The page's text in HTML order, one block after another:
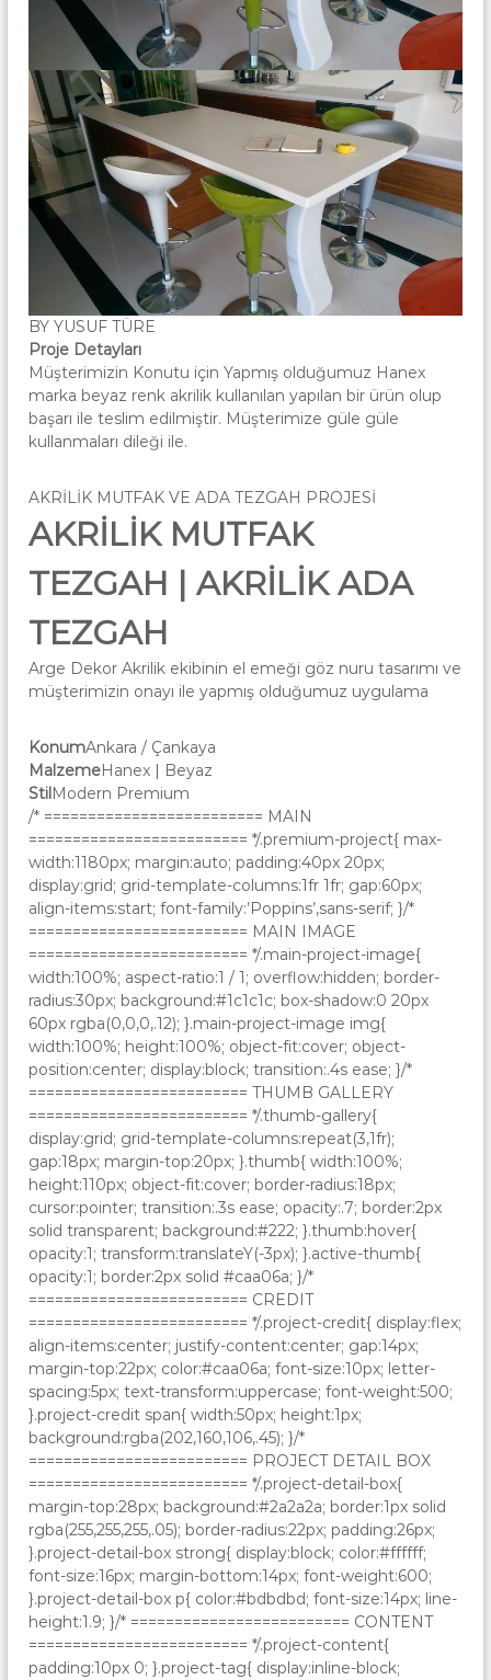
a
r
a
|
A
r
i
i
k
M
u
f
a
k
A
k
a
t
a
k
A
k
a
r
BY YUSUF TÜRE
Proje Detayları
Müşterimizin Konutu için Yapmış olduğumuz Hanex
marka beyaz renk akrilik kullanılan yapılan bir ürün olup
başarı ile teslim edilmiştir. Müşterimize güle güle
kullanmaları dileği ile.
AKRİLİK MUTFAK VE ADA TEZGAH PROJESİ
AKRİLİK MUTFAK
TEZGAH | AKRİLİK ADA
TEZGAH
Arge Dekor Akrilik ekibinin el emeği göz nuru tasarımı ve
müşterimizin onayı ile yapmış olduğumuz uygulama
KonumAnkara / Çankaya
MalzemeHanex | Beyaz
StilModern Premium
/* ========================= MAIN
========================= */.premium-project{ max-
width:1180px; margin:auto; padding:40px 20px;
display:grid; grid-template-columns:1fr 1fr; gap:60px;
align-items:start; font-family:’Poppins’,sans-serif; }/*
========================= MAIN IMAGE
========================= */.main-project-image{
width:100%; aspect-ratio:1 / 1; overflow:hidden; border-
radius:30px; background:#1c1c1c; box-shadow:0 20px
60px rgba(0,0,0,.12); }.main-project-image img{
width:100%; height:100%; object-fit:cover; object-
position:center; display:block; transition:.4s ease; }/*
========================= THUMB GALLERY
========================= */.thumb-gallery{
display:grid; grid-template-columns:repeat(3,1fr);
gap:18px; margin-top:20px; }.thumb{ width:100%;
height:110px; object-fit:cover; border-radius:18px;
cursor:pointer; transition:.3s ease; opacity:.7; border:2px
solid transparent; background:#222; }.thumb:hover{
opacity:1; transform:translateY(-3px); }.active-thumb{
opacity:1; border:2px solid #caa06a; }/*
========================= CREDIT
========================= */.project-credit{ display:flex;
align-items:center; justify-content:center; gap:14px;
margin-top:22px; color:#caa06a; font-size:10px; letter-
spacing:5px; text-transform:uppercase; font-weight:500;
}.project-credit span{ width:50px; height:1px;
background:rgba(202,160,106,.45); }/*
========================= PROJECT DETAIL BOX
========================= */.project-detail-box{
margin-top:28px; background:#2a2a2a; border:1px solid
rgba(255,255,255,.05); border-radius:22px; padding:26px;
}.project-detail-box strong{ display:block; color:#ffffff;
font-size:16px; margin-bottom:14px; font-weight:600;
}.project-detail-box p{ color:#bdbdbd; font-size:14px; line-
height:1.9; }/* ========================= CONTENT
========================= */.project-content{
padding:10px 0; }.project-tag{ display:inline-block;